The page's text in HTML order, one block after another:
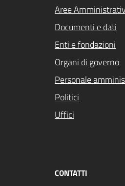
Aree
Documenti e dati
Enti e fondazioni
Organi di governo
Personale
Politici
Uffici
CONTATTI